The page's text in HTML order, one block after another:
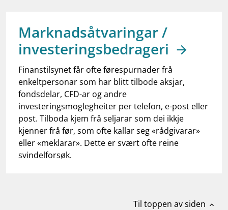
dashboardInformasjon for investorer
notifications_noneAbonner på nyhetsvarsel
Marknadsåtvaringar /
investeringsbedrageri
Finanstilsynet får ofte førespurnader frå
enkeltpersonar som har blitt tilbode aksjar,
fondsdelar, CFD-ar og andre
investeringsmoglegheiter per telefon, e-post eller
post. Tilboda kjem frå seljarar som dei ikkje
kjenner frå før, som ofte kallar seg «rådgivarar»
eller «meklarar». Dette er svært ofte reine
svindelforsøk.
Til toppen av siden expand_less